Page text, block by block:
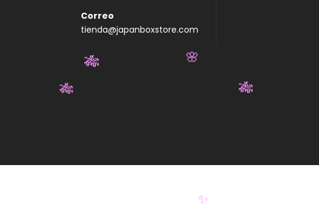
Correo
tienda@japanboxstore.com